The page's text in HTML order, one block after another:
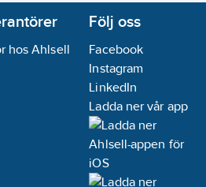
hos Ahlsell
Följ oss
Facebook
Instagram
LinkedIn
Ladda ner vår app